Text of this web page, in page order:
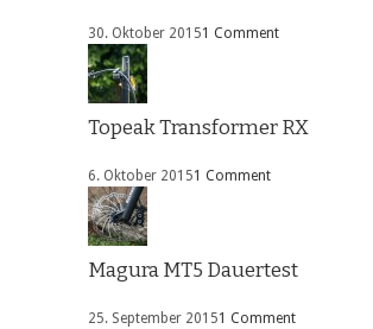
30. Oktober 20151 Comment
Topeak Transformer RX
6. Oktober 20151 Comment
Magura MT5 Dauertest
25. September 20151 Comment